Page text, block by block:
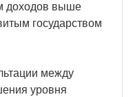
доходов выше
государством
между
уровня